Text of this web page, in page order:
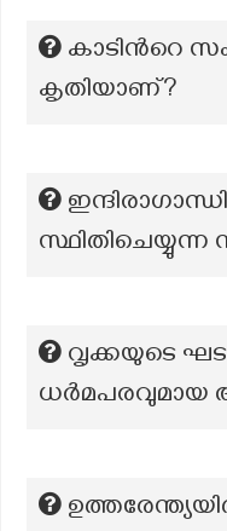
കാടിന്‍റെ
കൃതിയാണ്?
വൃക്കയുടെ
ധർമപരവുമായ